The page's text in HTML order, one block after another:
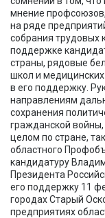
мнение
на ряде
собрания трудовых
поддержке
страны, рядовые
школ и
в его поддержку.
направлениям
сохранения
гражданской войны,
целом по стране,
областного
кандидатуру
Президента
его поддержку 11
городах Старый
предприятиях